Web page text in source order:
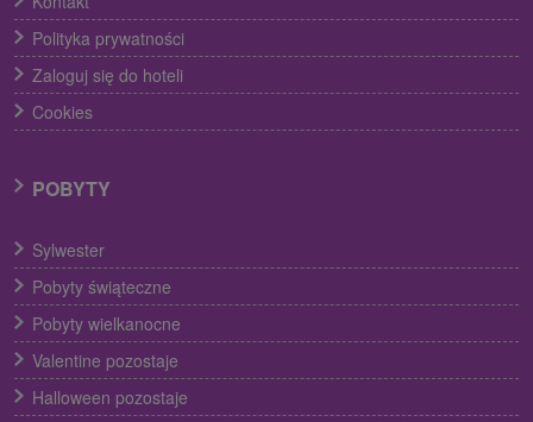
Polityka prywatności
Zaloguj się do hoteli
Cookies
POBYTY
Sylwester
Pobyty świąteczne
Pobyty wielkanocne
Valentine pozostaje
Halloween pozostaje